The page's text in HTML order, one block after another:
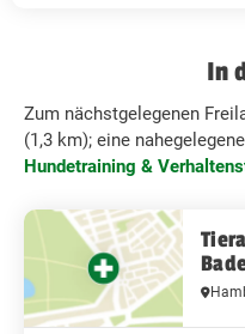
In
Zum nächstgelegenen
(1,3 km); eine
Hundetraining &